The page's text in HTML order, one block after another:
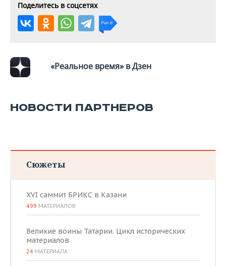
ОТКРЫТАЯ ЛЕКЦИЯ
БАСКЕТБОЛ
ВОЛЕЙБОЛ
ФИГУРНОЕ КАТАНИЕ
ИНФРАСТРУКТУРА
ИСТОРИЯ
МЕДИЦИНА
СПРАВОЧНИК
СПИСОК ПЕРСОН
ПОЛНАЯ ВЕРСИЯ
Поделитесь в соцсетях
«Реальное время» в Дзен
НОВОСТИ ПАРТНЕРОВ
Сюжеты
XVI саммит БРИКС в Казани
499 МАТЕРИАЛОВ
Великие воины Татарии. Цикл исторических
материалов
24 МАТЕРИАЛА